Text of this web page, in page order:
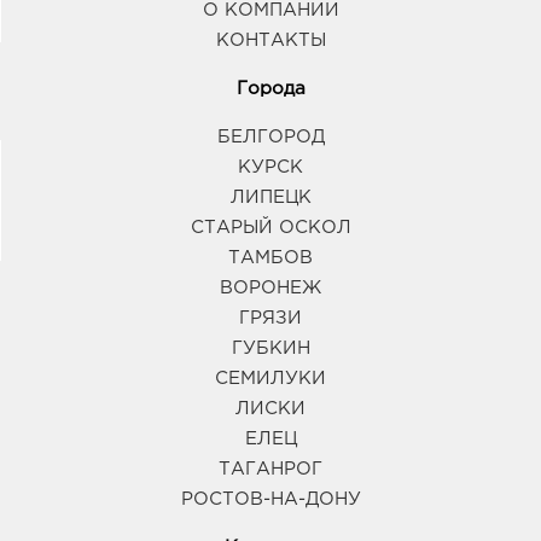
О КОМПАНИИ
КОНТАКТЫ
Города
БЕЛГОРОД
КУРСК
ЛИПЕЦК
СТАРЫЙ ОСКОЛ
ТАМБОВ
ВОРОНЕЖ
ГРЯЗИ
ГУБКИН
СЕМИЛУКИ
ЛИСКИ
ЕЛЕЦ
ТАГАНРОГ
РОСТОВ-НА-ДОНУ